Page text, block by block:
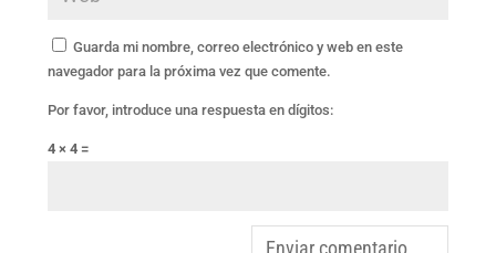
Guarda mi nombre, correo electrónico y web en este
navegador para la próxima vez que comente.
Por favor, introduce una respuesta en dígitos:
4 × 4 =